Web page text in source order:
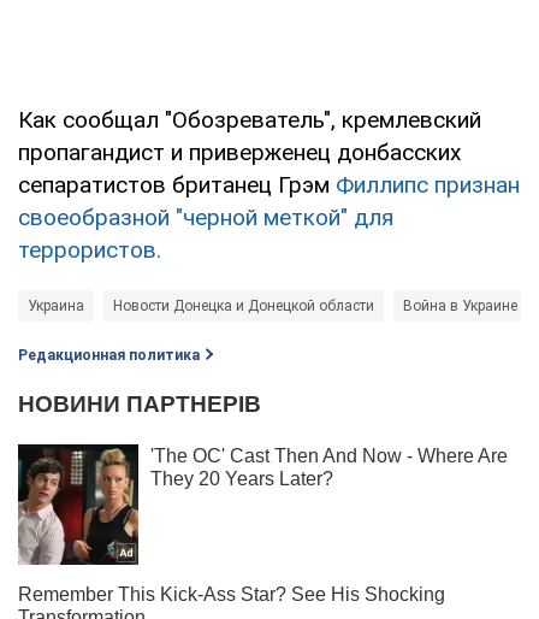
Как сообщал "Обозреватель", кремлевский
пропагандист и приверженец донбасских
сепаратистов британец Грэм Филлипс признан
своеобразной "черной меткой" для
террористов.
Украина Новости Донецка и Донецкой области Война в Украине
Редакционная политика